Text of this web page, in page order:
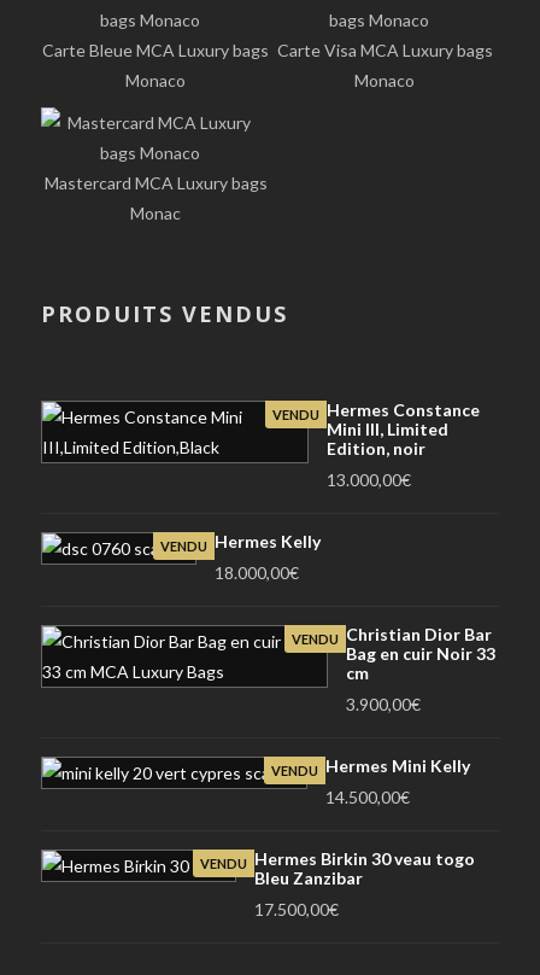
Carte Bleue MCA Luxury bags
Monaco
Carte Visa MCA Luxury bags
Monaco
Mastercard MCA Luxury bags
Monac
PRODUITS VENDUS
VENDU
Hermes Constance
Mini III, Limited
Edition, noir
13.000,00€
VENDU
Hermes Kelly
18.000,00€
VENDU
Christian Dior Bar
Bag en cuir Noir 33
cm
3.900,00€
VENDU
Hermes Mini Kelly
14.500,00€
VENDU
Hermes Birkin 30 veau togo
Bleu Zanzibar
17.500,00€